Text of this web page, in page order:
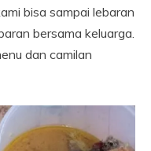
bisa sampai lebaran
bersama keluarga.
dan camilan